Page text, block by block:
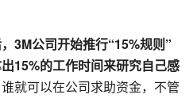
3M公司开始推行“15%规则”
15%的工作时间来研究自己感
就可以在公司求助资金，不管